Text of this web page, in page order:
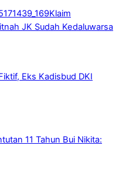
Klaim
JK Sudah Kedaluwarsa
Eks Kadisbud DKI
11 Tahun Bui Nikita: